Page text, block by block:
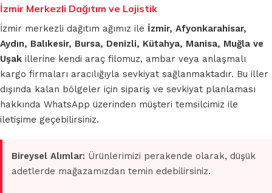
İzmir Merkezli Dağıtım ve Lojistik
İzmir merkezli dağıtım ağımız ile İzmir, Afyonkarahisar,
Aydın, Balıkesir, Bursa, Denizli, Kütahya, Manisa, Muğla ve
Uşak illerine kendi araç filomuz, ambar veya anlaşmalı
kargo firmaları aracılığıyla sevkiyat sağlanmaktadır. Bu iller
dışında kalan bölgeler için sipariş ve sevkiyat planlaması
hakkında WhatsApp üzerinden müşteri temsilcimiz ile
iletişime geçebilirsiniz.
Bireysel Alımlar: Ürünlerimizi perakende olarak, düşük
adetlerde mağazamızdan temin edebilirsiniz.